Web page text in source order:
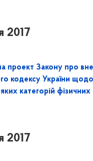
2017
проект Закону про
кодексу України
категорій
2017